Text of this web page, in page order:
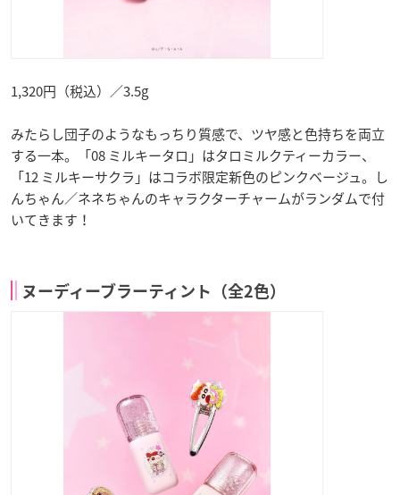
1,320円（税込）／3.5g
みたらし団子のようなもっちり質感で、ツヤ感と色持ちを両立
する一本。「08 ミルキータロ」はタロミルクティーカラー、
「12 ミルキーサクラ」はコラボ限定新色のピンクベージュ。し
んちゃん／ネネちゃんのキャラクターチャームがランダムで付
いてきます！
ヌーディーブラーティント（全2色）